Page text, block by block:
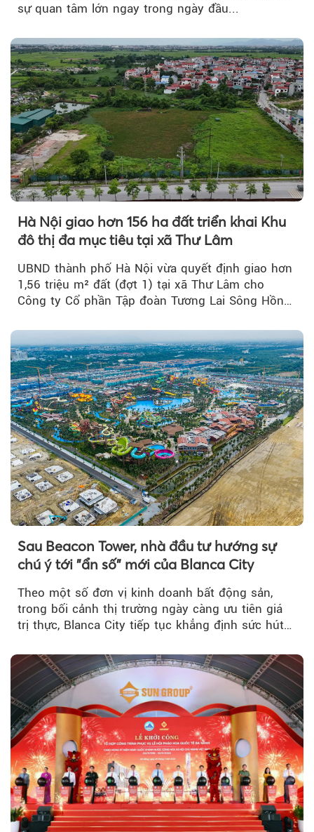
sự quan tâm lớn ngay trong ngày đầu...
Hà Nội giao hơn 156 ha đất triển khai Khu
đô thị đa mục tiêu tại xã Thư Lâm
UBND thành phố Hà Nội vừa quyết định giao hơn
1,56 triệu m² đất (đợt 1) tại xã Thư Lâm cho
Công ty Cổ phần Tập đoàn Tương Lai Sông Hồng
Sau Beacon Tower, nhà đầu tư hướng sự
chú ý tới "ẩn số" mới của Blanca City
Theo một số đơn vị kinh doanh bất động sản,
trong bối cảnh thị trường ngày càng ưu tiên giá
trị thực, Blanca City tiếp tục khẳng định sức hút